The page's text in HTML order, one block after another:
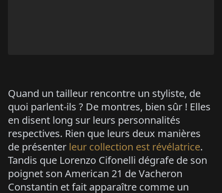
Quand un tailleur rencontre un styliste, de
quoi parlent-ils ? De montres, bien sûr ! Elles
en disent long sur leurs personnalités
respectives. Rien que leurs deux manières
de présenter leur collection est révélatrice.
Tandis que Lorenzo Cifonelli dégrafe de son
poignet son American 21 de Vacheron
Constantin et fait apparaître comme un